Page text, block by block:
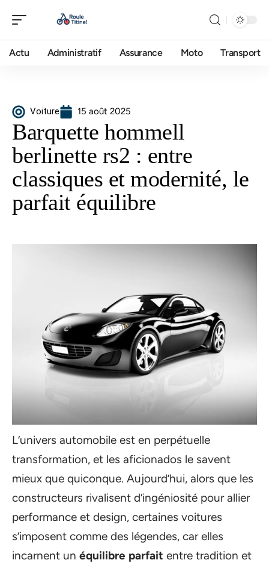
Actu Administratif Assurance Moto Transport
Voiture 15 août 2025
Barquette hommell
berlinette rs2 : entre
classiques et modernité, le
parfait équilibre
L’univers automobile est en perpétuelle
transformation, et les aficionados le savent
mieux que quiconque. Aujourd’hui, alors que les
constructeurs rivalisent d’ingéniosité pour allier
performance et design, certaines voitures
s’imposent comme des légendes, car elles
incarnent un équilibre parfait entre tradition et